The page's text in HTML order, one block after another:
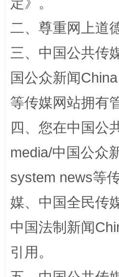
站台名比不上好声名
二、尊重网上道
三、中国公共传
国公众新闻
等传媒网站拥有
四、您在中国公
media/中国公众
system news等
媒、中国全民传
中国法制新闻
引用。